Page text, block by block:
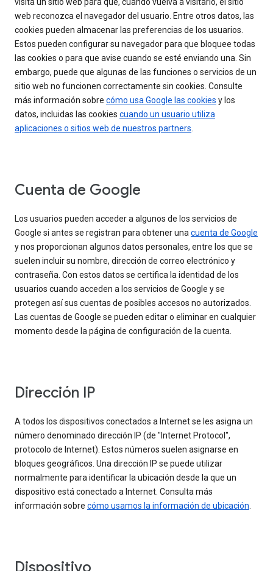
visita un sitio web para que, cuando vuelva a visitarlo, el sitio
web reconozca el navegador del usuario. Entre otros datos, las
cookies pueden almacenar las preferencias de los usuarios.
Estos pueden configurar su navegador para que bloquee todas
las cookies o para que avise cuando se esté enviando una. Sin
embargo, puede que algunas de las funciones o servicios de un
sitio web no funcionen correctamente sin cookies. Consulte
más información sobre cómo usa Google las cookies y los
datos, incluidas las cookies cuando un usuario utiliza
aplicaciones o sitios web de nuestros partners.
Cuenta de Google
Los usuarios pueden acceder a algunos de los servicios de
Google si antes se registran para obtener unacuenta de Google
y nos proporcionan algunos datos personales, entre los que se
suelen incluir su nombre, dirección de correo electrónico y
contraseña. Con estos datos se certifica la identidad de los
usuarios cuando acceden a los servicios de Google y se
protegen así sus cuentas de posibles accesos no autorizados.
Las cuentas de Google se pueden editar o eliminar en cualquier
momento desde la página de configuración de la cuenta.
Dirección IP
A todos los dispositivos conectados a Internet se les asigna un
número denominado dirección IP (de "Internet Protocol",
protocolo de Internet). Estos números suelen asignarse en
bloques geográficos. Una dirección IP se puede utilizar
normalmente para identificar la ubicación desde la que un
dispositivo está conectado a Internet. Consulta más
información sobre cómo usamos la información de ubicación.